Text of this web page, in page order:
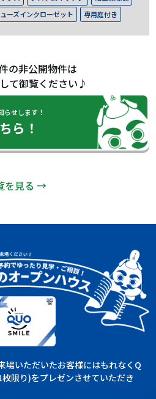
ーズインクローゼット 専用庭付き
の非公開物件は
て御覧ください♪
らせします！
ら！
を見る →
場いただいたお客様にはもれなくQ
限り)をプレゼンさせていただき